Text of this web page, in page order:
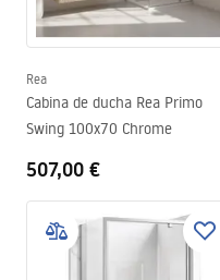
Rea
Cabina de ducha Rea Primo
Swing 100x70 Chrome
507,00 €